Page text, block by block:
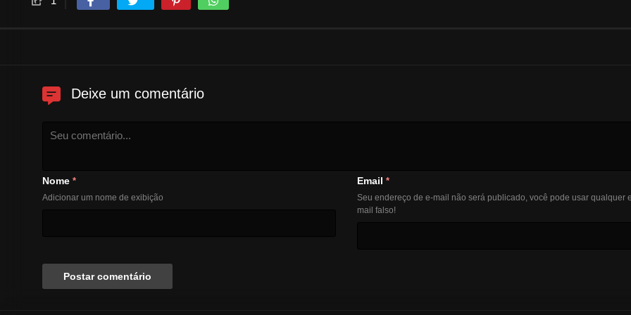
Deixe um comentário
Nome *
Adicionar um nome de exibição
Email *
Seu endereço de e-mail não será publicado, você pode usar qualquer
mail falso!